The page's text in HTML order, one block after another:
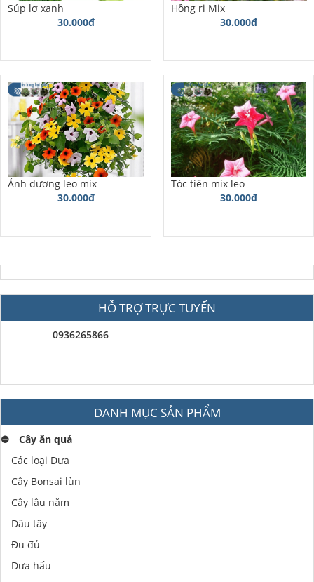
Súp lơ xanh
30.000đ
Hồng ri Mix
30.000đ
Ánh dương leo mix
30.000đ
Tóc tiên mix leo
30.000đ
HỖ TRỢ TRỰC TUYẾN
0936265866
DANH MỤC SẢN PHẨM
⛔️
Cây ăn quả
Các loại Dưa
Cây Bonsai lùn
Cây lâu năm
Dâu tây
Đu đủ
Dưa hấu